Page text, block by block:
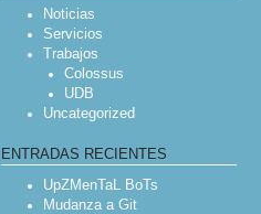
Noticias
Servicios
Trabajos
Colossus
UDB
Uncategorized
ENTRADAS RECIENTES
UpZMenTaL BoTs
Mudanza a Git